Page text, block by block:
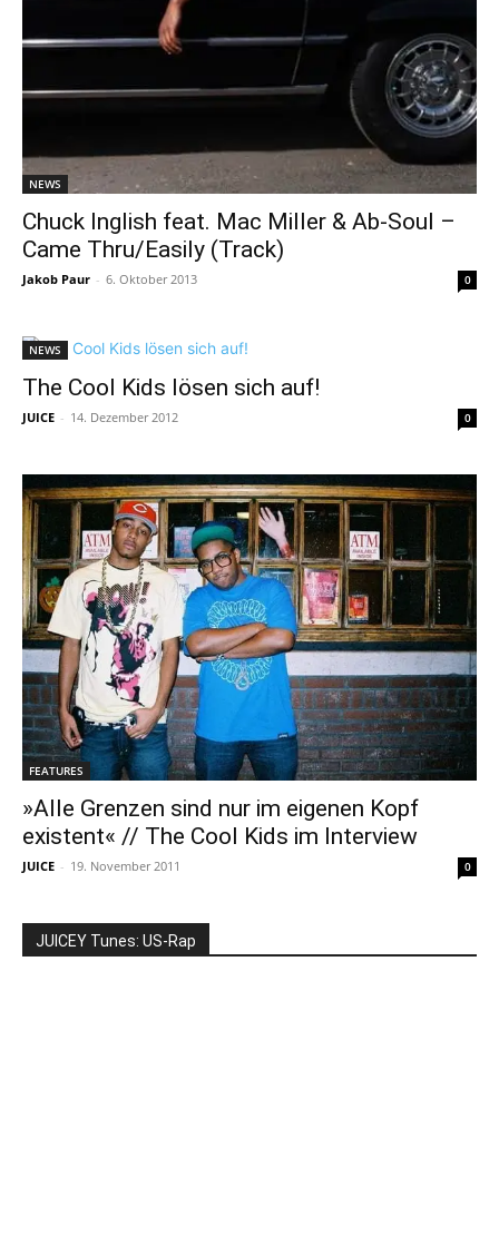
NEWS
Chuck Inglish feat. Mac Miller & Ab-Soul –
Came Thru/Easily (Track)
Jakob Paur - 6. Oktober 2013 0
NEWS
The Cool Kids lösen sich auf!
JUICE - 14. Dezember 2012 0
FEATURES
»Alle Grenzen sind nur im eigenen Kopf
existent« // The Cool Kids im Interview
JUICE - 19. November 2011 0
JUICEY Tunes: US-Rap